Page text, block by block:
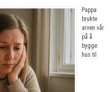
Pappa
brukte
arven vår
på å
bygge
hus til